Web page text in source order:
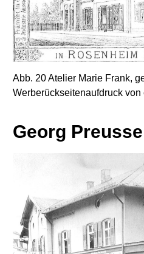
Abb. 20 Atelier Marie Frank,
Werberückseitenaufdruck von
Georg